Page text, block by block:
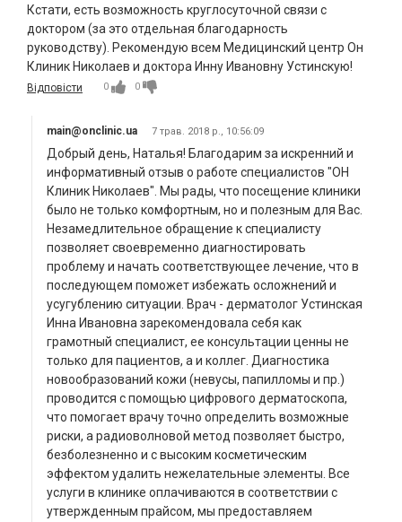
Кстати, есть возможность круглосуточной связи с
доктором (за это отдельная благодарность
руководству). Рекомендую всем Медицинский центр Он
Клиник Николаев и доктора Инну Ивановну Устинскую!
Відповісти 0 0
main@onclinic.ua 7 трав. 2018 р., 10:56:09
Добрый день, Наталья! Благодарим за искренний и
информативный отзыв о работе специалистов "ОН
Клиник Николаев". Мы рады, что посещение клиники
было не только комфортным, но и полезным для Вас.
Незамедлительное обращение к специалисту
позволяет своевременно диагностировать
проблему и начать соответствующее лечение, что в
последующем поможет избежать осложнений и
усугублению ситуации. Врач - дерматолог Устинская
Инна Ивановна зарекомендовала себя как
грамотный специалист, ее консультации ценны не
только для пациентов, а и коллег. Диагностика
новообразований кожи (невусы, папилломы и пр.)
проводится с помощью цифрового дерматоскопа,
что помогает врачу точно определить возможные
риски, а радиоволновой метод позволяет быстро,
безболезненно и с высоким косметическим
эффектом удалить нежелательные элементы. Все
услуги в клинике оплачиваются в соответствии с
утвержденным прайсом, мы предоставляем